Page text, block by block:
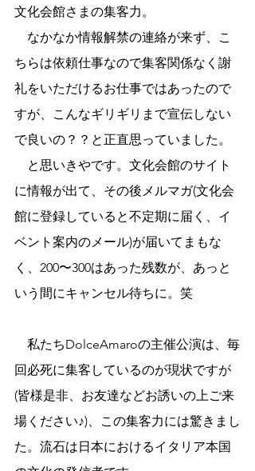
文化会館さまの集客力。
なかなか情報解禁の連絡が来ず、こ
ちらは依頼仕事なので集客関係なく謝
礼をいただけるお仕事ではあったので
すが、こんなギリギリまで宣伝しない
で良いの？？と正直思っていました。
と思いきやです。文化会館のサイト
に情報が出て、その後メルマガ(文化会
館に登録していると不定期に届く、イ
ベント案内のメール)が届いてまもな
く、200〜300はあった残数が、あっと
いう間にキャンセル待ちに。笑
私たちDolceAmaroの主催公演は、毎
回必死に集客しているのが現状ですが
(皆様是非、お友達などお誘いの上ご来
場ください♪)、この集客力には驚きまし
た。流石は日本におけるイタリア本国